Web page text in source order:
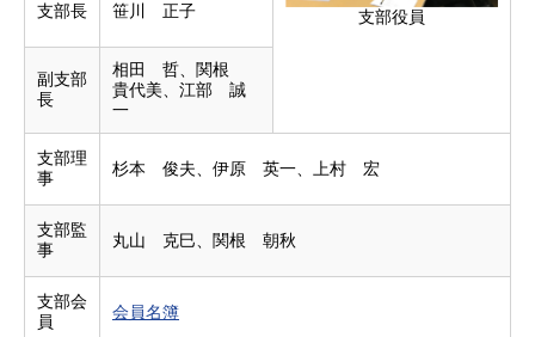
支部役員
支部長 笹川 正子
副支部
長
相田 哲、関根
貴代美、江部 誠
一
支部理
事
杉本 俊夫、伊原 英一、上村 宏
支部監
事
丸山 克巳、関根 朝秋
支部会
員
会員名簿